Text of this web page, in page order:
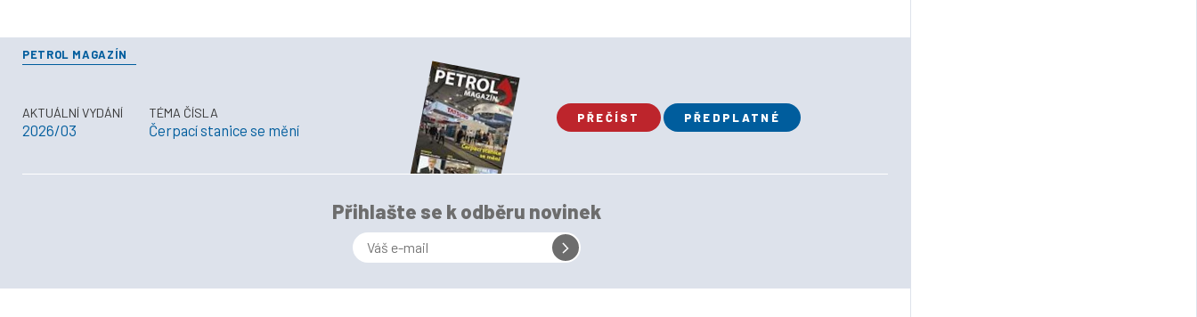
PETROL MAGAZÍN
AKTUÁLNÍ VYDÁNÍ
2026/03
TÉMA ČÍSLA
Čerpací stanice se mění
PŘEČÍST PŘEDPLATNÉ
Přihlašte se k odběru novinek